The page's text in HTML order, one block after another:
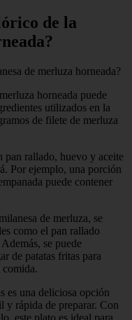
de la
de merluza horneada?
horneada puede
utilizados en la
de filete de merluza
pan rallado, huevo y aceite
Por ejemplo, una porción
puede contener
de merluza, se
como el pan rallado
se puede
de patatas fritas para
comida.
es una deliciosa opción
y rápida de preparar. Con
este plato es ideal para